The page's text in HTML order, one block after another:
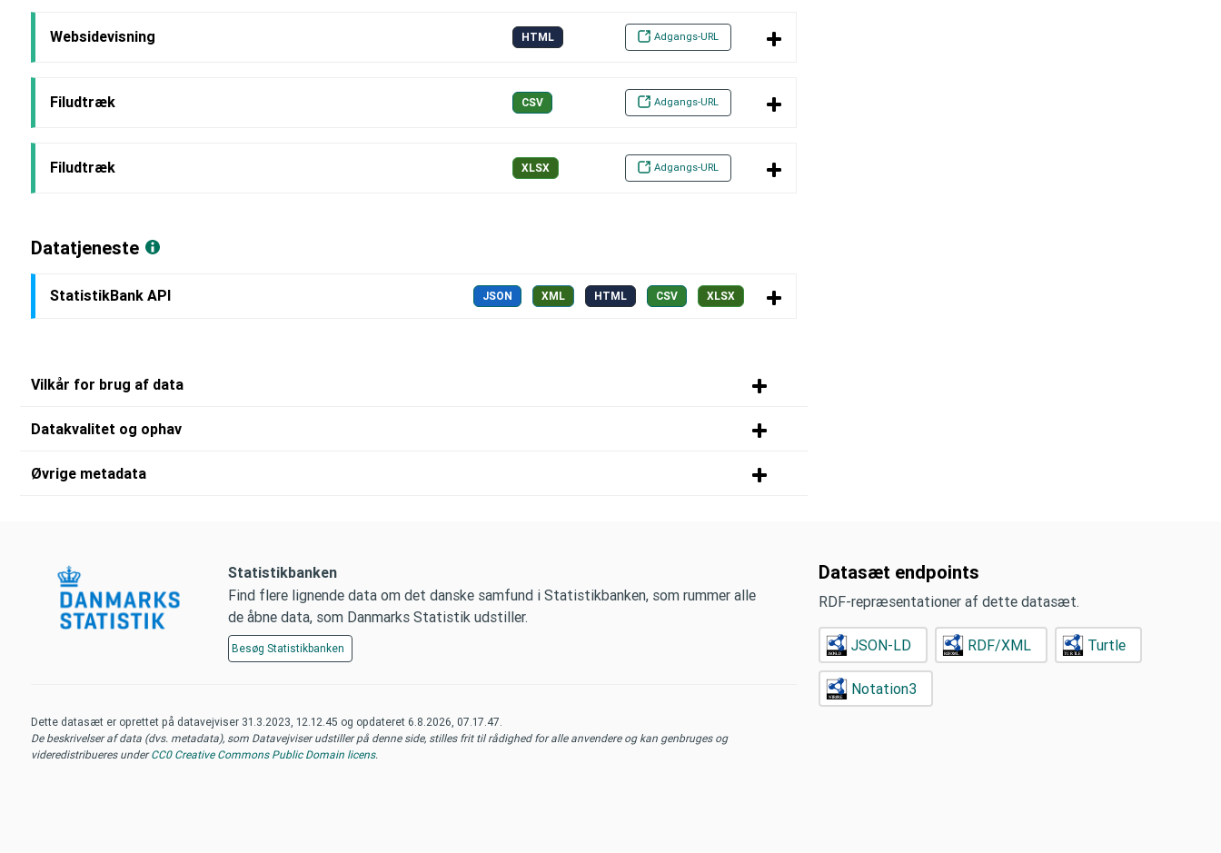
Websidevisning HTML Adgangs-URL
Filudtræk CSV Adgangs-URL
Filudtræk XLSX Adgangs-URL
Datatjeneste
StatistikBank API JSON XML HTML CSV XLSX
Vilkår for brug af data
Datakvalitet og ophav
Øvrige metadata
Statistikbanken
Find flere lignende data om det danske samfund i Statistikbanken, som rummer alle
de åbne data, som Danmarks Statistik udstiller.
Besøg Statistikbanken
Dette datasæt er oprettet på datavejviser 31.3.2023, 12.12.45 og opdateret 6.8.2026, 07.17.47.
De beskrivelser af data (dvs. metadata), som Datavejviser udstiller på denne side, stilles frit til rådighed for alle anvendere og kan genbruges og
videredistribueres underCC0 Creative Commons Public Domain licens.
Datasæt endpoints
RDF-repræsentationer af dette datasæt.
JSON-LD RDF/XML Turtle
Notation3